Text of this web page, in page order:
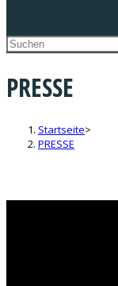
PRESSE
Startseite>
PRESSE